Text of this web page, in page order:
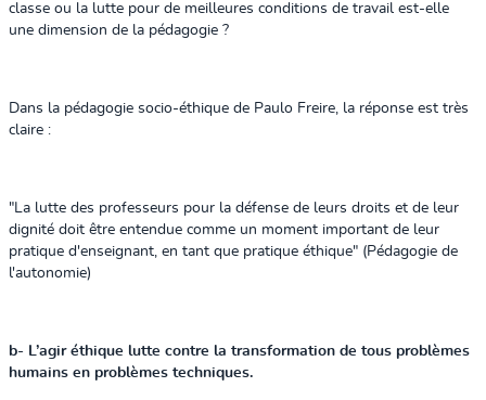
classe ou la lutte pour de meilleures conditions de travail est-elle
une dimension de la pédagogie ?
Dans la pédagogie socio-éthique de Paulo Freire, la réponse est très
claire :
"La lutte des professeurs pour la défense de leurs droits et de leur
dignité doit être entendue comme un moment important de leur
pratique d'enseignant, en tant que pratique éthique" (Pédagogie de
l'autonomie)
b- L’agir éthique lutte contre la transformation de tous problèmes
humains en problèmes techniques.